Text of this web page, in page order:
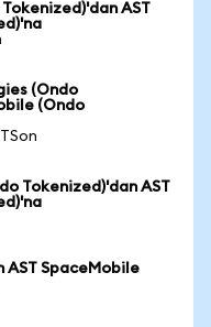
AST
(Ondo
(Ondo
Tokenized)'dan AST
AST SpaceMobile